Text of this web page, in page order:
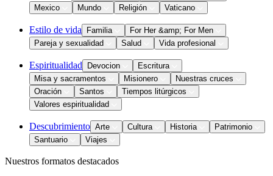
Mexico
Mundo Religión Vaticano
Estilo de vida Familia
For Her &amp; For Men
Pareja y sexualidad
Salud Vida profesional
Espiritualidad Devocion
Escritura
Misa y sacramentos
Misionero
Nuestras cruces
Oración
Santos
Tiempos litúrgicos
Valores espiritualidad
Descubrimiento Arte Cultura Historia
Patrimonio
Santuario
Viajes
Nuestros formatos destacados